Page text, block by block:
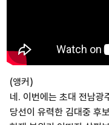
(앵커)
네. 이번에는 초대 전남광
당선이 유력한 김대중 후